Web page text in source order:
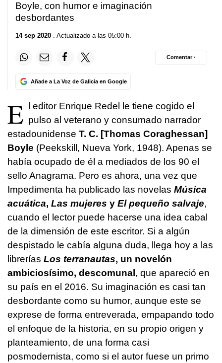
Boyle, con humor e imaginación
desbordantes
14 sep 2020 . Actualizado a las 05:00 h.
Añade a La Voz de Galicia en Google
Comentar ·
E l editor Enrique Redel le tiene cogido el
pulso al veterano y consumado narrador
estadounidense T. C. [Thomas Coraghessan]
Boyle (Peekskill, Nueva York, 1948). Apenas se
había ocupado de él a mediados de los 90 el
sello Anagrama. Pero es ahora, una vez que
Impedimenta ha publicado las novelas Música
acuática, Las mujeres y El pequeño salvaje,
cuando el lector puede hacerse una idea cabal
de la dimensión de este escritor. Si a algún
despistado le cabía alguna duda, llega hoy a las
librerías Los terranautas, un novelón
ambiciosísimo, descomunal, que apareció en
su país en el 2016. Su imaginación es casi tan
desbordante como su humor, aunque este se
exprese de forma entreverada, empapando todo
el enfoque de la historia, en su propio origen y
planteamiento, de una forma casi
posmodernista, como si el autor fuese un primo